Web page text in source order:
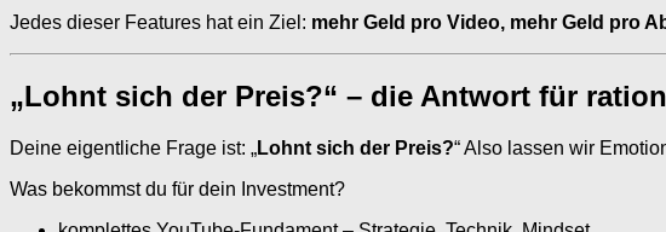
Jedes dieser Features hat ein Ziel: mehr Geld pro Video, mehr Geld pro
„Lohnt sich der Preis?“ – die Antwort für
Deine eigentliche Frage ist: „Lohnt sich der Preis?“ Also lassen wir
Was bekommst du für dein Investment?